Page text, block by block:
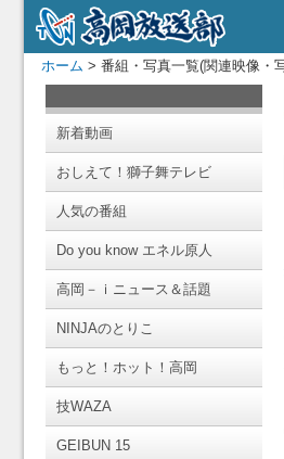
ホーム > 番組・写真一覧(関連映像・
新着動画
おしえて！獅子舞テレビ
人気の番組
Do you know エネル原人
高岡－ｉニュース＆話題
NINJAのとりこ
もっと！ホット！高岡
技WAZA
GEIBUN 15